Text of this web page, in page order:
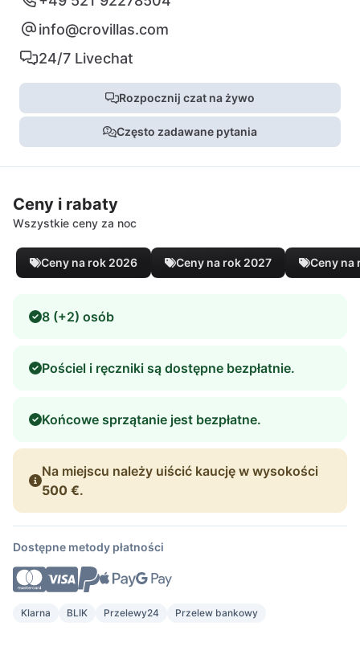
info@crovillas.com
24/7 Livechat
Rozpocznij czat na żywo
Często zadawane pytania
Ceny i rabaty
Wszystkie ceny za noc
Ceny na rok 2026 Ceny na rok 2027 Ceny na
8 (+2) osób
Pościel i ręczniki są dostępne bezpłatnie.
Końcowe sprzątanie jest bezpłatne.
Na miejscu należy uiścić kaucję w wysokości
500 €.
Dostępne metody płatności
Klarna BLIK Przelewy24 Przelew bankowy